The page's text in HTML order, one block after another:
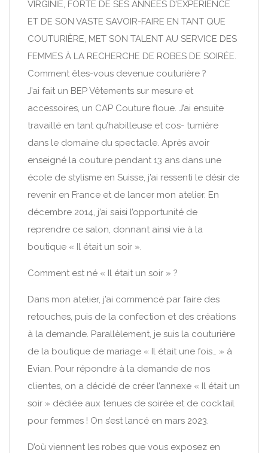
VIRGINIE, FORTE DE SES ANNÉES D’EXPÉRIENCE
ET DE SON VASTE SAVOIR-FAIRE EN TANT QUE
COUTURIÈRE, MET SON TALENT AU SERVICE DES
FEMMES À LA RECHERCHE DE ROBES DE SOIRÉE.
Comment êtes-vous devenue couturière ?
J’ai fait un BEP Vêtements sur mesure et
accessoires, un CAP Couture floue. J’ai ensuite
travaillé en tant qu’habilleuse et cos- tumière
dans le domaine du spectacle. Après avoir
enseigné la couture pendant 13 ans dans une
école de stylisme en Suisse, j’ai ressenti le désir de
revenir en France et de lancer mon atelier. En
décembre 2014, j’ai saisi l’opportunité de
reprendre ce salon, donnant ainsi vie à la
boutique « Il était un soir ».
Comment est né « Il était un soir » ?
Dans mon atelier, j’ai commencé par faire des
retouches, puis de la confection et des créations
à la demande. Parallèlement, je suis la couturière
de la boutique de mariage « Il était une fois… » à
Evian. Pour répondre à la demande de nos
clientes, on a décidé de créer l’annexe « Il était un
soir » dédiée aux tenues de soirée et de cocktail
pour femmes ! On s’est lancé en mars 2023.
D’où viennent les robes que vous exposez en